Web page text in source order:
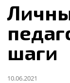
шаги
10.06.2021